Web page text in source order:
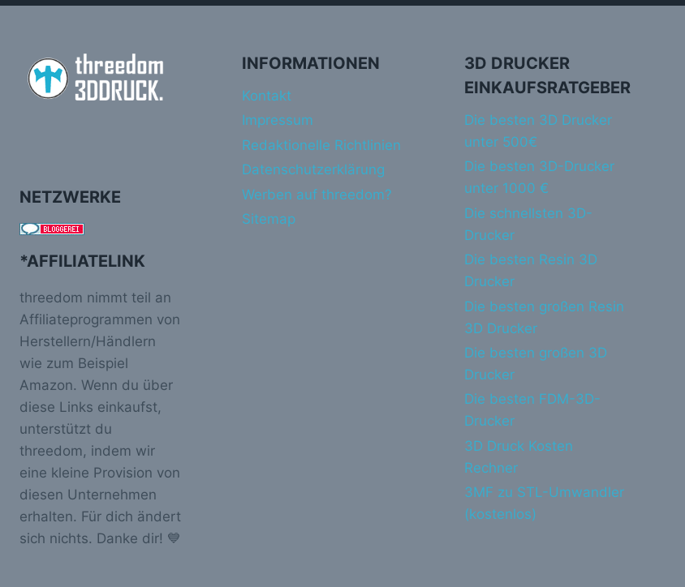
NETZWERKE
*AFFILIATELINK
threedom nimmt teil an
Affiliateprogrammen von
Herstellern/Händlern
wie zum Beispiel
Amazon. Wenn du über
diese Links einkaufst,
unterstützt du
threedom, indem wir
eine kleine Provision von
diesen Unternehmen
erhalten. Für dich ändert
sich nichts. Danke dir! 💙
INFORMATIONEN
Kontakt
Impressum
Redaktionelle Richtlinien
Datenschutzerklärung
Werben auf threedom?
Sitemap
3D DRUCKER
EINKAUFSRATGEBER
Die besten 3D Drucker
unter 500€
Die besten 3D-Drucker
unter 1000 €
Die schnellsten 3D-
Drucker
Die besten Resin 3D
Drucker
Die besten großen Resin
3D Drucker
Die besten großen 3D
Drucker
Die besten FDM-3D-
Drucker
3D Druck Kosten
Rechner
3MF zu STL-Umwandler
(kostenlos)